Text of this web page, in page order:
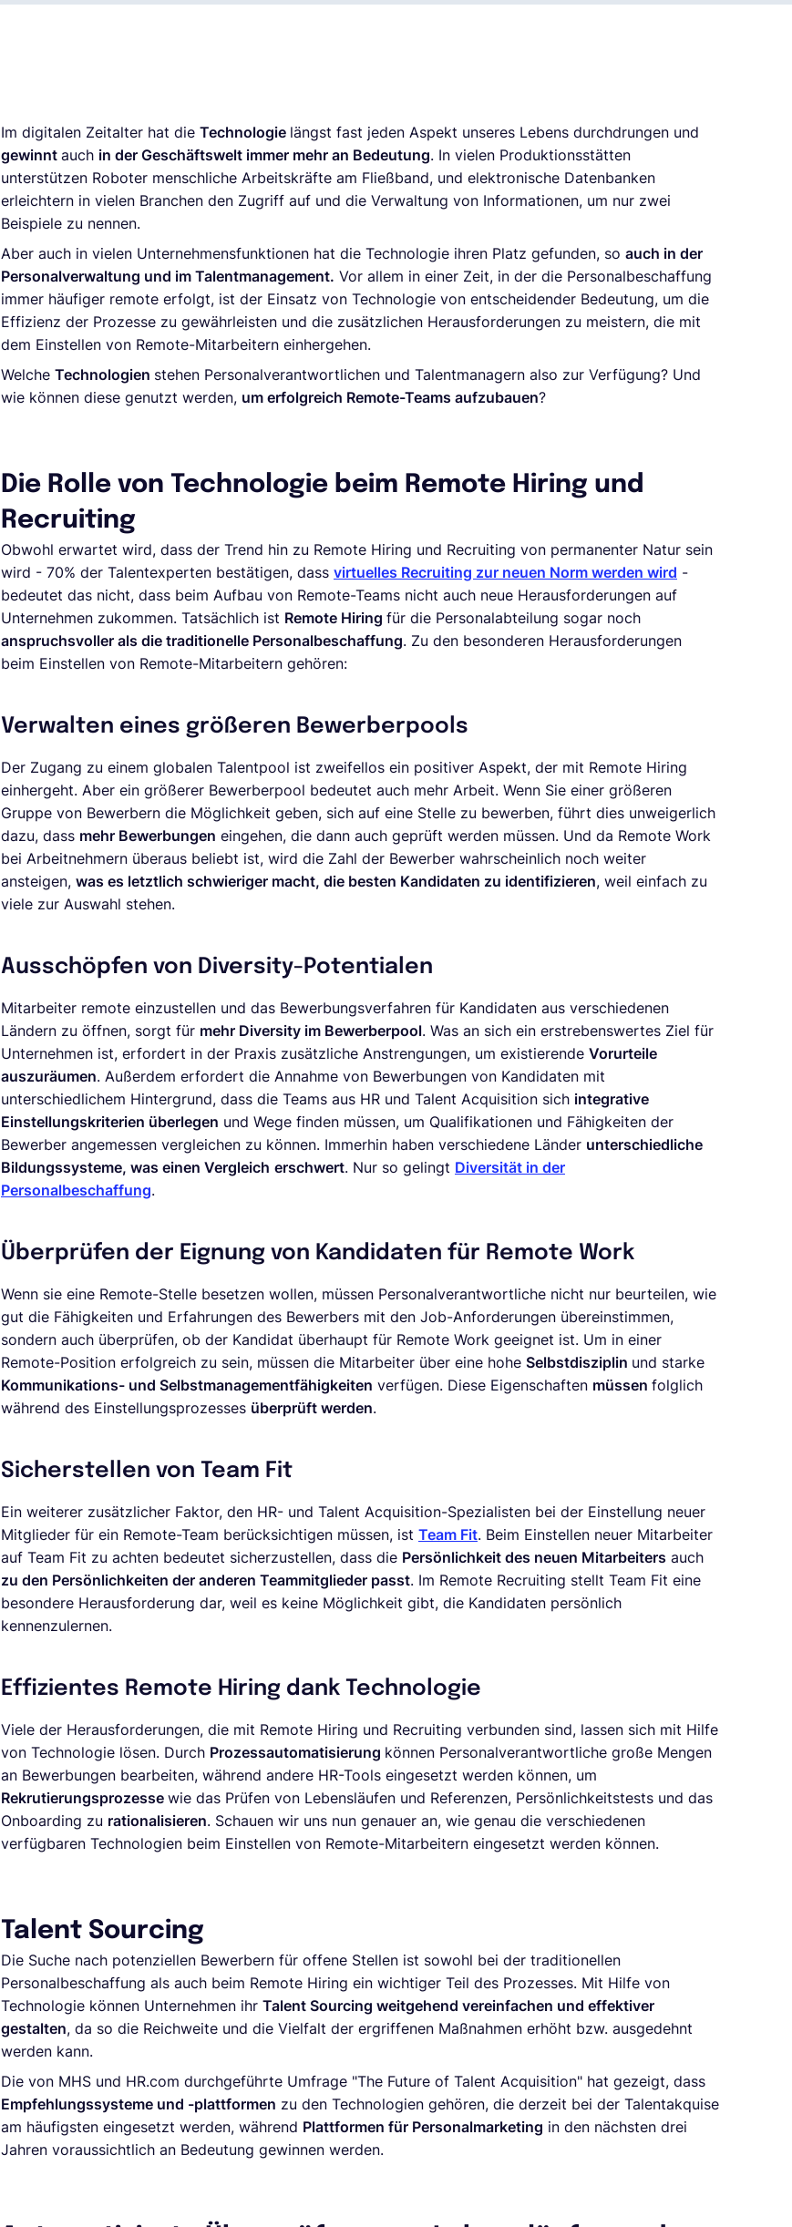
Im digitalen Zeitalter hat die Technologie längst fast jeden Aspekt unseres Lebens durchdrungen und
gewinnt auch in der Geschäftswelt immer mehr an Bedeutung. In vielen Produktionsstätten
unterstützen Roboter menschliche Arbeitskräfte am Fließband, und elektronische Datenbanken
erleichtern in vielen Branchen den Zugriff auf und die Verwaltung von Informationen, um nur zwei
Beispiele zu nennen.
Aber auch in vielen Unternehmensfunktionen hat die Technologie ihren Platz gefunden, so auch in der
Personalverwaltung und im Talentmanagement. Vor allem in einer Zeit, in der die Personalbeschaffung
immer häufiger remote erfolgt, ist der Einsatz von Technologie von entscheidender Bedeutung, um die
Effizienz der Prozesse zu gewährleisten und die zusätzlichen Herausforderungen zu meistern, die mit
dem Einstellen von Remote-Mitarbeitern einhergehen.
Welche Technologien stehen Personalverantwortlichen und Talentmanagern also zur Verfügung? Und
wie können diese genutzt werden, um erfolgreich Remote-Teams aufzubauen?
Die Rolle von Technologie beim Remote Hiring und
Recruiting
Obwohl erwartet wird, dass der Trend hin zu Remote Hiring und Recruiting von permanenter Natur sein
wird - 70% der Talentexperten bestätigen, dass virtuelles Recruiting zur neuen Norm werden wird -
bedeutet das nicht, dass beim Aufbau von Remote-Teams nicht auch neue Herausforderungen auf
Unternehmen zukommen. Tatsächlich ist Remote Hiring für die Personalabteilung sogar noch
anspruchsvoller als die traditionelle Personalbeschaffung. Zu den besonderen Herausforderungen
beim Einstellen von Remote-Mitarbeitern gehören:
Verwalten eines größeren Bewerberpools
Der Zugang zu einem globalen Talentpool ist zweifellos ein positiver Aspekt, der mit Remote Hiring
einhergeht. Aber ein größerer Bewerberpool bedeutet auch mehr Arbeit. Wenn Sie einer größeren
Gruppe von Bewerbern die Möglichkeit geben, sich auf eine Stelle zu bewerben, führt dies unweigerlich
dazu, dass mehr Bewerbungen eingehen, die dann auch geprüft werden müssen. Und da Remote Work
bei Arbeitnehmern überaus beliebt ist, wird die Zahl der Bewerber wahrscheinlich noch weiter
ansteigen, was es letztlich schwieriger macht, die besten Kandidaten zu identifizieren, weil einfach zu
viele zur Auswahl stehen.
Ausschöpfen von Diversity-Potentialen
Mitarbeiter remote einzustellen und das Bewerbungsverfahren für Kandidaten aus verschiedenen
Ländern zu öffnen, sorgt für mehr Diversity im Bewerberpool. Was an sich ein erstrebenswertes Ziel für
Unternehmen ist, erfordert in der Praxis zusätzliche Anstrengungen, um existierende Vorurteile
auszuräumen. Außerdem erfordert die Annahme von Bewerbungen von Kandidaten mit
unterschiedlichem Hintergrund, dass die Teams aus HR und Talent Acquisition sich integrative
Einstellungskriterien überlegen und Wege finden müssen, um Qualifikationen und Fähigkeiten der
Bewerber angemessen vergleichen zu können. Immerhin haben verschiedene Länder unterschiedliche
Bildungssysteme, was einen Vergleich erschwert. Nur so gelingt Diversität in der
Personalbeschaffung.
Überprüfen der Eignung von Kandidaten für Remote Work
Wenn sie eine Remote-Stelle besetzen wollen, müssen Personalverantwortliche nicht nur beurteilen, wie
gut die Fähigkeiten und Erfahrungen des Bewerbers mit den Job-Anforderungen übereinstimmen,
sondern auch überprüfen, ob der Kandidat überhaupt für Remote Work geeignet ist. Um in einer
Remote-Position erfolgreich zu sein, müssen die Mitarbeiter über eine hohe Selbstdisziplin und starke
Kommunikations- und Selbstmanagementfähigkeiten verfügen. Diese Eigenschaften müssen folglich
während des Einstellungsprozesses überprüft werden.
Sicherstellen von Team Fit
Ein weiterer zusätzlicher Faktor, den HR- und Talent Acquisition-Spezialisten bei der Einstellung neuer
Mitglieder für ein Remote-Team berücksichtigen müssen, ist Team Fit. Beim Einstellen neuer Mitarbeiter
auf Team Fit zu achten bedeutet sicherzustellen, dass die Persönlichkeit des neuen Mitarbeiters auch
zu den Persönlichkeiten der anderen Teammitglieder passt. Im Remote Recruiting stellt Team Fit eine
besondere Herausforderung dar, weil es keine Möglichkeit gibt, die Kandidaten persönlich
kennenzulernen.
Effizientes Remote Hiring dank Technologie
Viele der Herausforderungen, die mit Remote Hiring und Recruiting verbunden sind, lassen sich mit Hilfe
von Technologie lösen. Durch Prozessautomatisierung können Personalverantwortliche große Mengen
an Bewerbungen bearbeiten, während andere HR-Tools eingesetzt werden können, um
Rekrutierungsprozesse wie das Prüfen von Lebensläufen und Referenzen, Persönlichkeitstests und das
Onboarding zu rationalisieren. Schauen wir uns nun genauer an, wie genau die verschiedenen
verfügbaren Technologien beim Einstellen von Remote-Mitarbeitern eingesetzt werden können.
Talent Sourcing
Die Suche nach potenziellen Bewerbern für offene Stellen ist sowohl bei der traditionellen
Personalbeschaffung als auch beim Remote Hiring ein wichtiger Teil des Prozesses. Mit Hilfe von
Technologie können Unternehmen ihr Talent Sourcing weitgehend vereinfachen und effektiver
gestalten, da so die Reichweite und die Vielfalt der ergriffenen Maßnahmen erhöht bzw. ausgedehnt
werden kann.
Die von MHS und HR.com durchgeführte Umfrage "The Future of Talent Acquisition" hat gezeigt, dass
Empfehlungssysteme und -plattformen zu den Technologien gehören, die derzeit bei der Talentakquise
am häufigsten eingesetzt werden, während Plattformen für Personalmarketing in den nächsten drei
Jahren voraussichtlich an Bedeutung gewinnen werden.